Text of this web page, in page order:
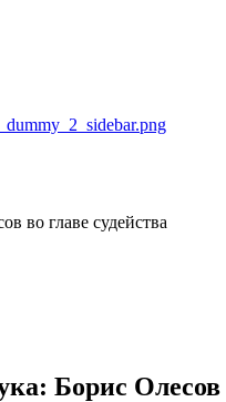
во главе судейства
Борис Олесов